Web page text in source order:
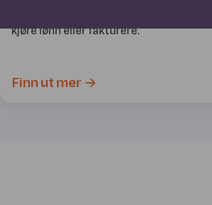
kjøre lønn eller fakturere.
Finn ut mer →